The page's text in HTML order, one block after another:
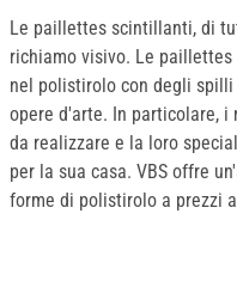
Le paillettes scintillanti, di
richiamo visivo. Le
nel polistirolo con degli
opere d'arte. In particolare,
da realizzare e la loro
per la sua casa. VBS offre
forme di polistirolo a prezzi